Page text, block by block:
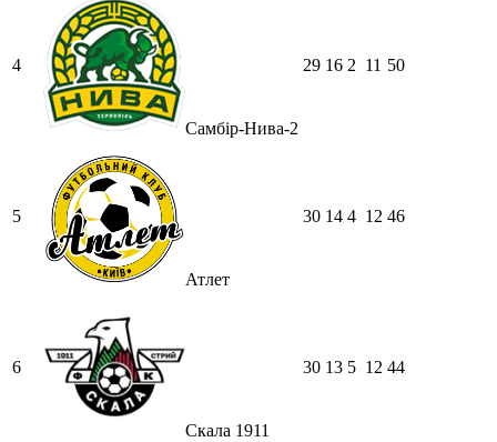
4
Самбір-Нива-2
29 16 2 11 50
5
Атлет
30 14 4 12 46
6
Скала 1911
30 13 5 12 44